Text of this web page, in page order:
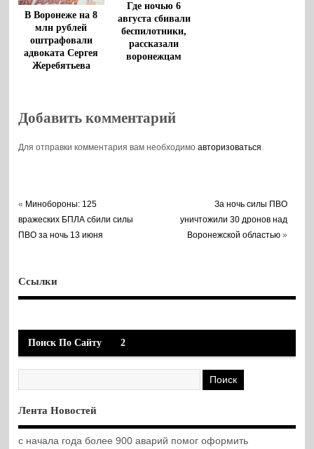
В Воронеже на 8
млн рублей
оштрафовали
адвоката Сергея
Жеребятьева
Где ночью 6
августа сбивали
беспилотники,
рассказали
воронежцам
Добавить комментарий
Для отправки комментария вам необходимоавторизоваться.
« Минобороны: 125
вражеских БПЛА сбили силы
ПВО за ночь 13 июня
За ночь силы ПВО
уничтожили 30 дронов над
Воронежской областью »
Ссылки
Поиск По Сайту 2
Лента Новостей
с начала года более 900 аварий помог оформить